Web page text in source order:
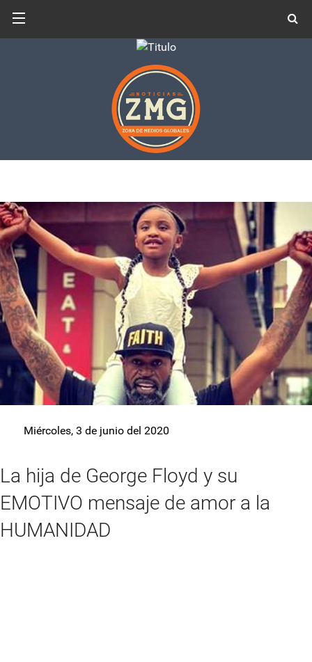
Miércoles, 3 de junio del 2020
La hija de George Floyd y su
EMOTIVO mensaje de amor a la
HUMANIDAD